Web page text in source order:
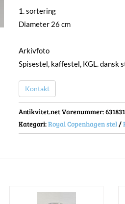
1. sortering
Diameter 26 cm
Arkivfoto
Spisestel, kaffestel, KGL. dansk
Kontakt
Antikvitet.net Varenummer: 631831
Kategori:Royal Copenhagen stel/